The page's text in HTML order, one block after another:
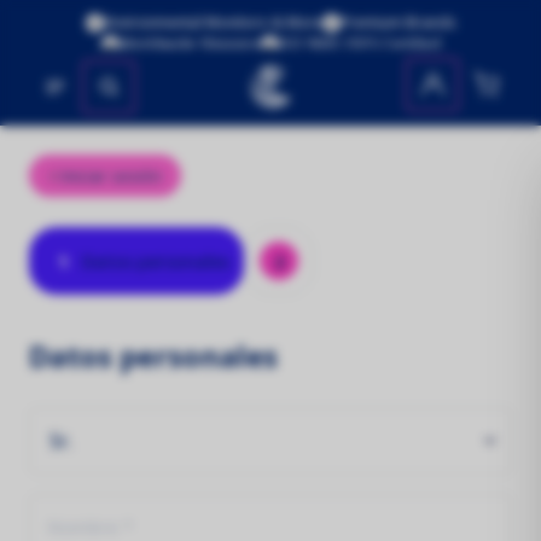
Environmental Monitors & More
Premium Brands
Worldwide Shipping
ISO 9001:2015 Certified
No se encontraron productos
Iniciar sesión
Datos personales 2
Datos personales